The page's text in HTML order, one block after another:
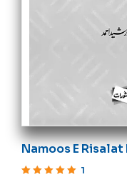
Namoos E
Ummat E Muslima
1